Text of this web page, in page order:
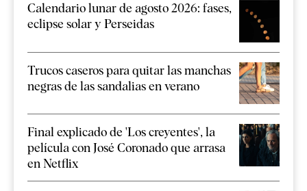
Calendario lunar de agosto 2026: fases,
eclipse solar y Perseidas
Trucos caseros para quitar las manchas
negras de las sandalias en verano
Final explicado de 'Los creyentes', la
película con José Coronado que arrasa
en Netflix